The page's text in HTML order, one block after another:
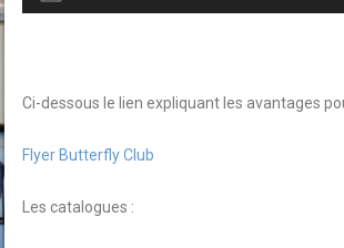
Ci-dessous le lien expliquant les avantages
Flyer Butterfly Club
Les catalogues :